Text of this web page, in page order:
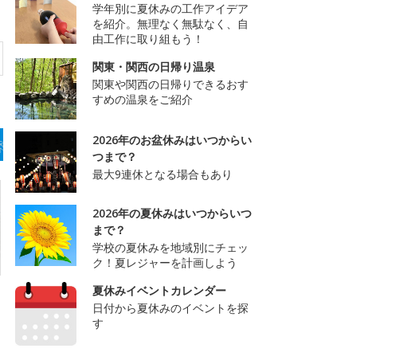
学年別に夏休みの工作アイデア
を紹介。無理なく無駄なく、自
由工作に取り組もう！
関東・関西の日帰り温泉
関東や関西の日帰りできるおす
すめの温泉をご紹介
2026年のお盆休みはいつからい
つまで？
最大9連休となる場合もあり
2026年の夏休みはいつからいつ
まで？
学校の夏休みを地域別にチェッ
ク！夏レジャーを計画しよう
夏休みイベントカレンダー
日付から夏休みのイベントを探
す